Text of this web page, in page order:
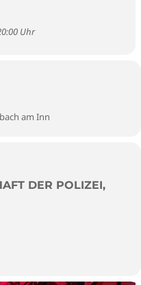
Uhr
am Inn
DER POLIZEI,